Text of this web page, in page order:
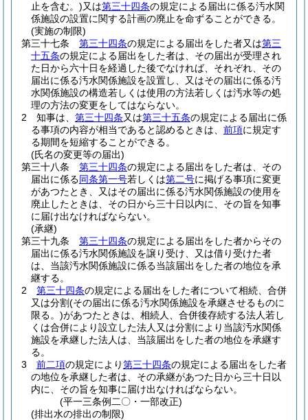
止を含む。)又は第三十四条の規定による届出に係る汚水関
係施設の設置に関する計画の廃止を命ずることができる。
(実施の制限)
第三十七条
第三十四条の規定による届出をした者又は第三
十五条の規定による届出をした者は、その届出が受理され
た日から六十日を経過した後でなければ、それぞれ、その
届出に係る汚水関係施設を設置し、又はその届出に係る汚
水関係施設の構造若しくは使用の方法若しくは汚水等の処
理の方法の変更をしてはならない。
2
知事は、 第三十四条又は第三十五条の規定による届出に係
る事項の内容が相当であると認めるときは、 前項に規定す
る期間を短縮することができる。
(氏名の変更等の届出)
第三十八条
第三十四条の規定による届出をした者は、その
届出に係る同条第一号若しくは第二号に掲げる事項に変更
があつたとき、又はその届出に係る汚水関係施設の使用を
廃止したときは、その日から三十日以内に、その旨を知事
に届け出なければならない。
(承継)
第三十九条
第三十四条の規定による届出をした者からその
届出に係る汚水関係施設を譲り受け、又は借り受けた者
は、当該汚水関係施設に係る当該届出をした者の地位を承
継する。
2
第三十四条の規定による届出をした者について相続、合併
又は分割(その届出に係る汚水関係施設を承継させるものに
限る。)があつたときは、相続人、合併後存続する法人若し
くは合併により設立した法人又は分割により当該汚水関係
施設を承継した法人は、当該届出をした者の地位を承継す
る。
3
前二項の規定により第三十四条の規定による届出をした者
の地位を承継した者は、その承継があつた日から三十日以
内に、その旨を知事に届け出なければならない。
(平一三条例二〇・一部改正)
(排出水の排出の制限)